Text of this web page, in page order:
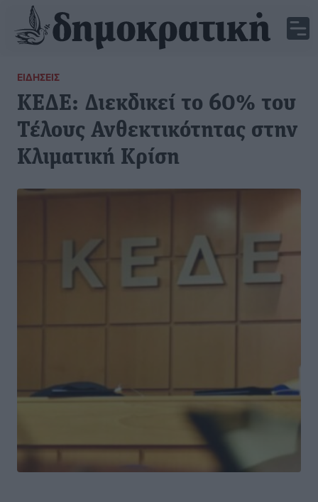
ΕΙΔΉΣΕΙΣ
ΚΕΔΕ: Διεκδικεί το 60% του
Τέλους Ανθεκτικότητας στην
Κλιματική Κρίση